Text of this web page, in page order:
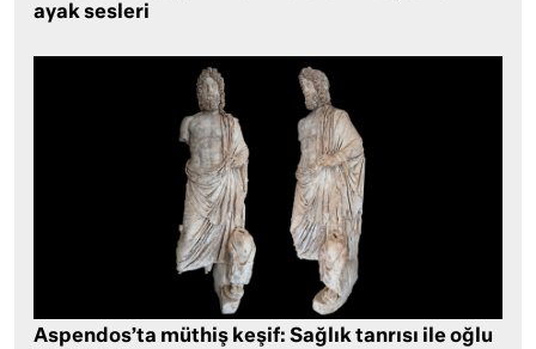
ayak sesleri
Aspendos’ta müthiş keşif: Sağlık tanrısı ile oğlu